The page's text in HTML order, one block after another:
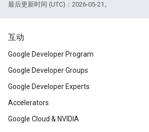
最后更新时间 (UTC)：2026-05-21。
互动
Google Developer Program
Google Developer Groups
Google Developer Experts
Accelerators
Google Cloud & NVIDIA